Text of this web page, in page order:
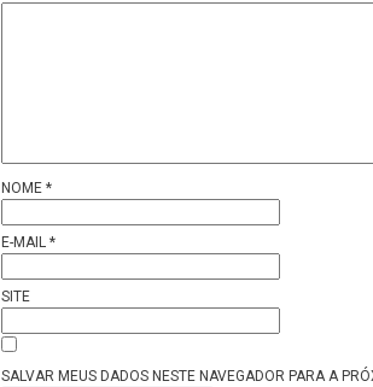
NOME *
E-MAIL *
SITE
SALVAR MEUS DADOS NESTE NAVEGADOR PARA A